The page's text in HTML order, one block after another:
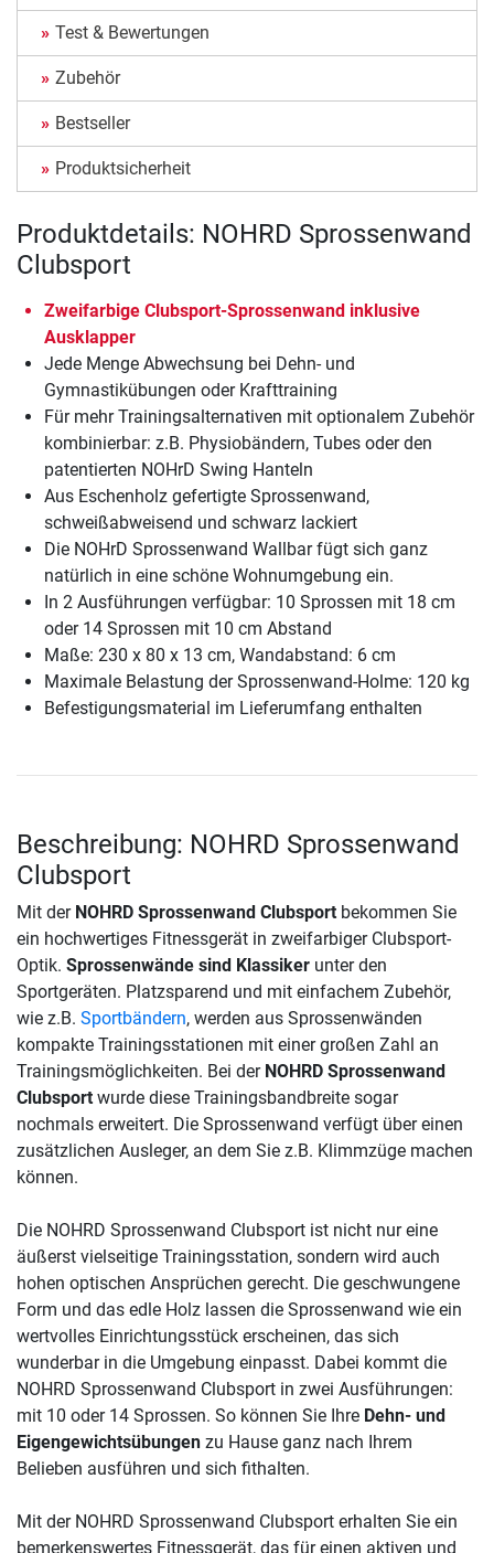
Test & Bewertungen
Zubehör
Bestseller
Produktsicherheit
Produktdetails: NOHRD Sprossenwand
Clubsport
Zweifarbige Clubsport-Sprossenwand inklusive
Ausklapper
Jede Menge Abwechsung bei Dehn- und
Gymnastikübungen oder Krafttraining
Für mehr Trainingsalternativen mit optionalem Zubehör
kombinierbar: z.B. Physiobändern, Tubes oder den
patentierten NOHrD Swing Hanteln
Aus Eschenholz gefertigte Sprossenwand,
schweißabweisend und schwarz lackiert
Die NOHrD Sprossenwand Wallbar fügt sich ganz
natürlich in eine schöne Wohnumgebung ein.
In 2 Ausführungen verfügbar: 10 Sprossen mit 18 cm
oder 14 Sprossen mit 10 cm Abstand
Maße: 230 x 80 x 13 cm, Wandabstand: 6 cm
Maximale Belastung der Sprossenwand-Holme: 120 kg
Befestigungsmaterial im Lieferumfang enthalten
Beschreibung: NOHRD Sprossenwand
Clubsport
Mit der NOHRD Sprossenwand Clubsport bekommen Sie
ein hochwertiges Fitnessgerät in zweifarbiger Clubsport-
Optik. Sprossenwände sind Klassiker unter den
Sportgeräten. Platzsparend und mit einfachem Zubehör,
wie z.B. Sportbändern, werden aus Sprossenwänden
kompakte Trainingsstationen mit einer großen Zahl an
Trainingsmöglichkeiten. Bei der NOHRD Sprossenwand
Clubsport wurde diese Trainingsbandbreite sogar
nochmals erweitert. Die Sprossenwand verfügt über einen
zusätzlichen Ausleger, an dem Sie z.B. Klimmzüge machen
können.
Die NOHRD Sprossenwand Clubsport ist nicht nur eine
äußerst vielseitige Trainingsstation, sondern wird auch
hohen optischen Ansprüchen gerecht. Die geschwungene
Form und das edle Holz lassen die Sprossenwand wie ein
wertvolles Einrichtungsstück erscheinen, das sich
wunderbar in die Umgebung einpasst. Dabei kommt die
NOHRD Sprossenwand Clubsport in zwei Ausführungen:
mit 10 oder 14 Sprossen. So können Sie Ihre Dehn- und
Eigengewichtsübungen zu Hause ganz nach Ihrem
Belieben ausführen und sich fithalten.
Mit der NOHRD Sprossenwand Clubsport erhalten Sie ein
bemerkenswertes Fitnessgerät, das für einen aktiven und